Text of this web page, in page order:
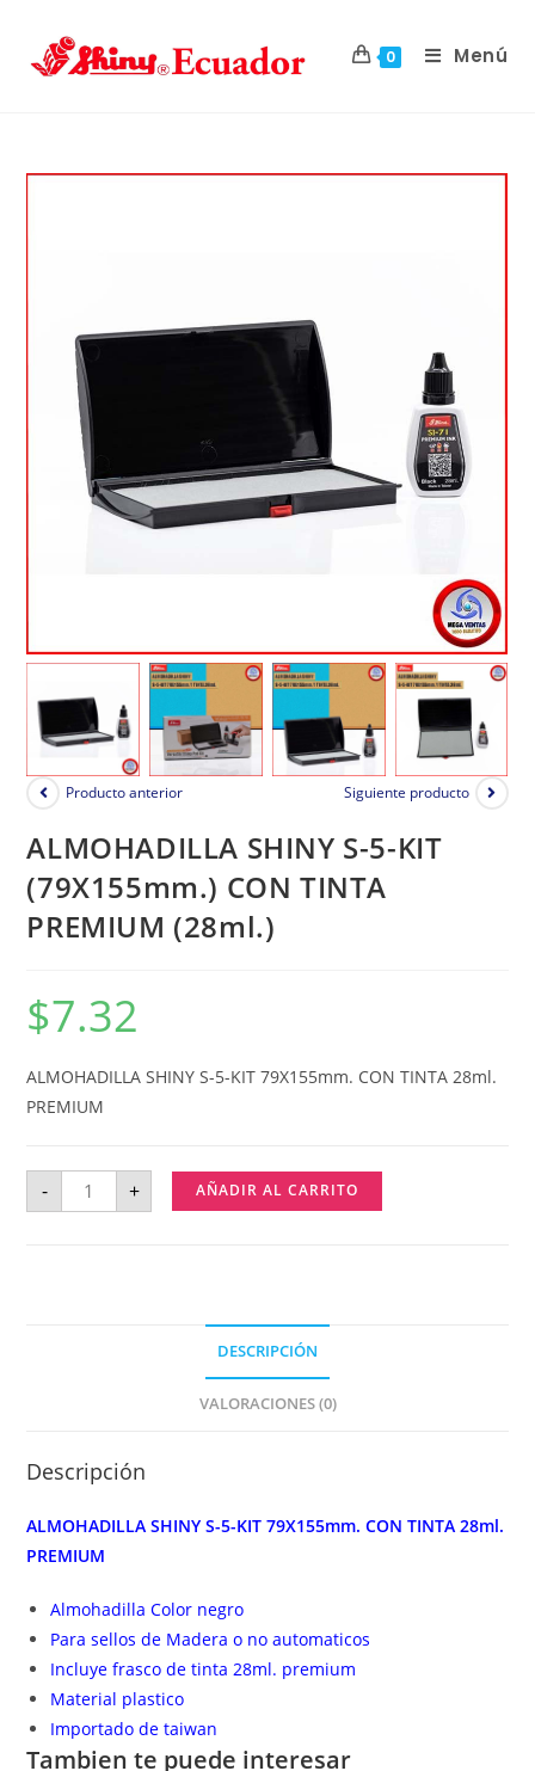
0 Menú
Producto anterior Siguiente producto
ALMOHADILLA SHINY S-5-KIT
(79X155mm.) CON TINTA
PREMIUM (28ml.)
$7.32
ALMOHADILLA SHINY S-5-KIT 79X155mm. CON TINTA 28ml.
PREMIUM
- + AÑADIR AL CARRITO
DESCRIPCIÓN
VALORACIONES (0)
Descripción
ALMOHADILLA SHINY S-5-KIT 79X155mm. CON TINTA 28ml.
PREMIUM
Almohadilla Color negro
Para sellos de Madera o no automaticos
Incluye frasco de tinta 28ml. premium
Material plastico
Importado de taiwan
Tambien te puede interesar